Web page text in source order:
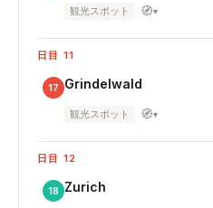
観光スポット 🧭▾
日目 11
17 Grindelwald
観光スポット 🧭▾
日目 12
18 Zurich